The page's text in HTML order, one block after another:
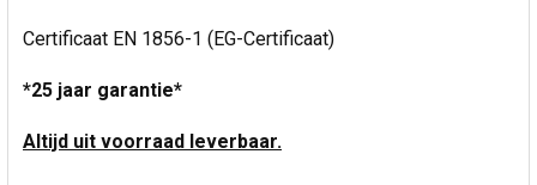
Certificaat EN 1856-1 (EG-Certificaat)
*25 jaar garantie*
Altijd uit voorraad leverbaar.